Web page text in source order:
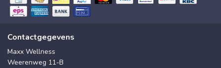
Contactgegevens
Maxx Wellness
Weerenweg 11-B